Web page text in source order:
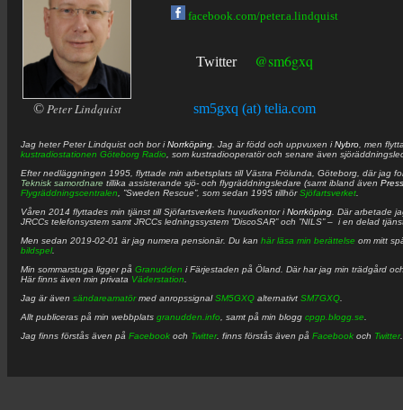
© Peter Lindquist
facebook.com/peter.a.lindquist
Twitter @sm6gxq
sm5gxq (at) telia.com
Jag heterPeter Lindquist och bor iNorrköping . Jag är född och uppvuxen iNybro , men
kustradiostationen Göteborg Radio , som kustradiooperatör och senare även
Efter nedläggningen 1995, flyttade min arbetsplats till Västra Frölunda, Göteborg, där jag
Teknisk samordnare tillika assisterande sjö- och flygräddningsledare (samt ibland även
Flygräddningscentralen , ”Sweden Rescue”, som sedan 1995 tillhörSjöfartsverket
Våren 2014 flyttades min tjänst till Sjöfartsverkets huvudkontor iNorrköping . Där arbetade
JRCCs telefonsystem samt JRCCs ledningssystem ”DiscoSAR” och ”NILS” – i en delad
Men sedan 2019-02-01 är jag numera pensionär. Du kan här läsa min berättelse om mitt
bildspel.
Min sommarstuga ligger på Granudden i Färjestaden på Öland. Där har jag min trädgård
Här finns även min privata Väderstation
Jag är även sändareamatörmed anropssignalSM5GXQ alternativt SM7GXQ
Allt publiceras på min webbplats granudden.info , samt på min blogg cpgp.blogg.se
Jag finns förstås även på Facebook och Twitter. finns förstås även på Facebook och Twitter.